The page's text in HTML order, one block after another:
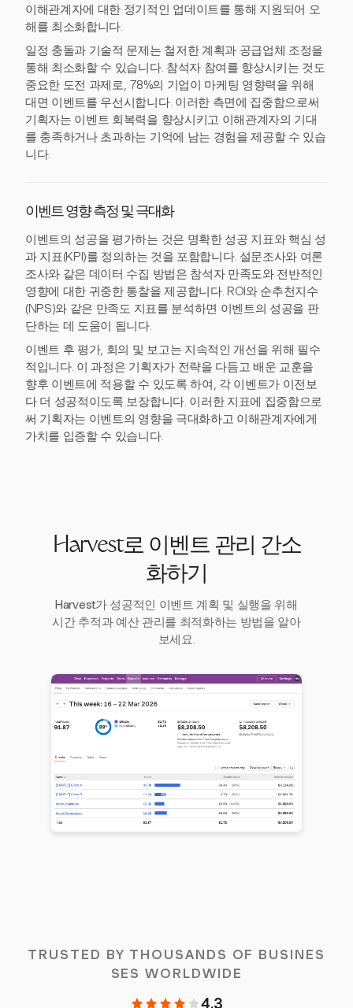
이해관계자에 대한 정기적인 업데이트를 통해 지원되어 오
해를 최소화합니다.
일정 충돌과 기술적 문제는 철저한 계획과 공급업체 조정을
통해 최소화할 수 있습니다. 참석자 참여를 향상시키는 것도
중요한 도전 과제로, 78%의 기업이 마케팅 영향력을 위해
대면 이벤트를 우선시합니다. 이러한 측면에 집중함으로써
기획자는 이벤트 회복력을 향상시키고 이해관계자의 기대
를 충족하거나 초과하는 기억에 남는 경험을 제공할 수 있습
니다.
이벤트 영향 측정 및 극대화
이벤트의 성공을 평가하는 것은 명확한 성공 지표와 핵심 성
과 지표(KPI)를 정의하는 것을 포함합니다. 설문조사와 여론
조사와 같은 데이터 수집 방법은 참석자 만족도와 전반적인
영향에 대한 귀중한 통찰을 제공합니다. ROI와 순추천지수
(NPS)와 같은 만족도 지표를 분석하면 이벤트의 성공을 판
단하는 데 도움이 됩니다.
이벤트 후 평가, 회의 및 보고는 지속적인 개선을 위해 필수
적입니다. 이 과정은 기획자가 전략을 다듬고 배운 교훈을
향후 이벤트에 적용할 수 있도록 하여, 각 이벤트가 이전보
다 더 성공적이도록 보장합니다. 이러한 지표에 집중함으로
써 기획자는 이벤트의 영향을 극대화하고 이해관계자에게
가치를 입증할 수 있습니다.
Harvest로 이벤트 관리 간소
화하기
Harvest가 성공적인 이벤트 계획 및 실행을 위해
시간 추적과 예산 관리를 최적화하는 방법을 알아
보세요.
TRUSTED BY THOUSANDS OF BUSINES
SES WORLDWIDE
4.3